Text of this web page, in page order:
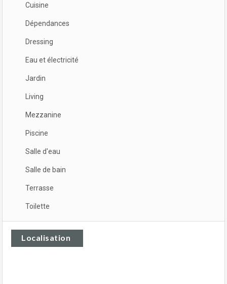
Cuisine
Dépendances
Dressing
Eau et électricité
Jardin
Living
Mezzanine
Piscine
Salle d'eau
Salle de bain
Terrasse
Toilette
Localisation